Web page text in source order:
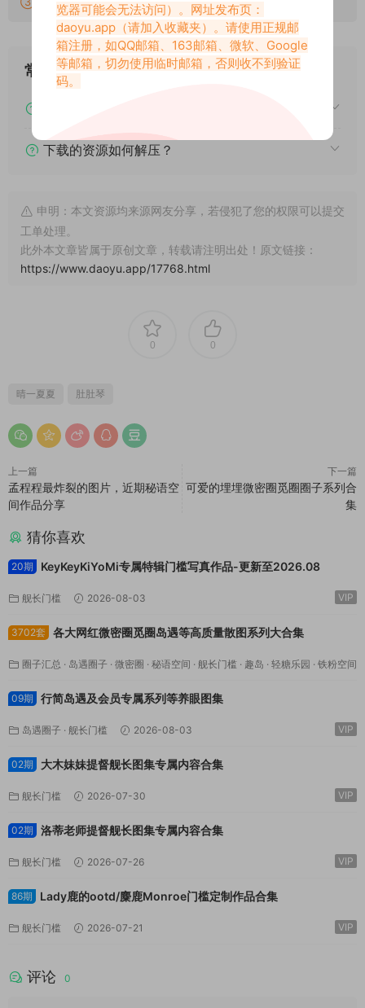
常见问题
下载的资源如何解压？
申明：本文资源均来源网友分享，若侵犯了您的权限可以提交
工单处理。
此外本文章皆属于原创文章，转载请注明出处！原文链接：
https://www.daoyu.app/17768.html
0 0
晴一夏夏 肚肚琴
上一篇
孟程程最炸裂的图片，近期秘语空
间作品分享
下一篇
可爱的埋埋微密圈觅圈圈子系列合
集
猜你喜欢
20期 KeyKeyKiYoMi专属特辑门槛写真作品-更新至2026.08
舰长门槛 2026-08-03 VIP
3702套 各大网红微密圈觅圈岛遇等高质量散图系列大合集
圈子汇总 · 岛遇圈子 · 微密圈 · 秘语空间 · 舰长门槛 · 趣岛 · 轻糖乐园 · 铁粉空间
09期
行简岛遇及会员专属系列等养眼图集
岛遇圈子 · 舰长门槛 2026-08-03 VIP
02期 大木妹妹提督舰长图集专属内容合集
舰长门槛 2026-07-30 VIP
02期 洛蒂老师提督舰长图集专属内容合集
舰长门槛 2026-07-26 VIP
86期 Lady鹿的ootd/麋鹿Monroe门槛定制作品合集
舰长门槛 2026-07-21 VIP
评论 0
览器可能会无法访问）。网址发布页：
daoyu.app （请加入收藏夹）。请使用正规邮
箱注册，如QQ邮箱、163邮箱、微软、Google
等邮箱，切勿使用临时邮箱，否则收不到验证
码。